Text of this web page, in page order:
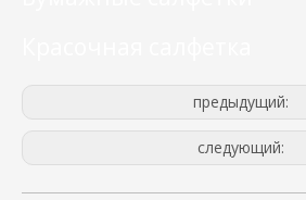
предыдущий:
следующий: